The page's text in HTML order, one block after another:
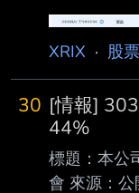
認為已經突
(喊多喊空者
論、心得類
我是看著
有點強) : 退
況分批止盈
往826附近
XRIX · 股
30 [情報]
44%
標題：本公
會 來源：公